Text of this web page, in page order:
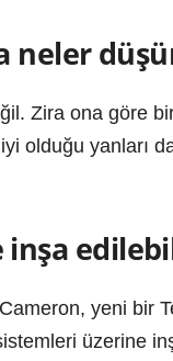
neler
Zira ona göre
olduğu yanları
inşa
yeni bir
üzerine